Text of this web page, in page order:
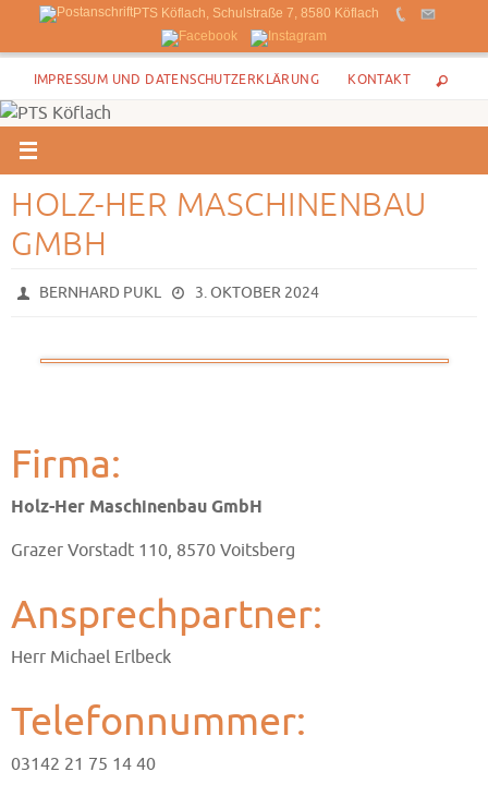
PTS Köflach, Schulstraße 7, 8580 Köflach
Zum
Inhalt
springen
IMPRESSUM UND DATENSCHUTZERKLÄRUNG KONTAKT
HOLZ-HER MASCHINENBAU
GMBH
BERNHARD PUKL 3. OKTOBER 2024
Firma:
Holz-Her Maschinenbau GmbH
Grazer Vorstadt 110, 8570 Voitsberg
Ansprechpartner:
Herr Michael Erlbeck
Telefonnummer:
03142 21 75 14 40